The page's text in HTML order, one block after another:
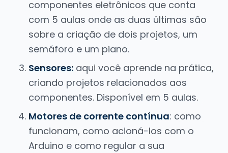
componentes eletrônicos que conta
com 5 aulas onde as duas últimas são
sobre a criação de dois projetos, um
semáforo e um piano.
Sensores: aqui você aprende na prática,
criando projetos relacionados aos
componentes. Disponível em 5 aulas.
Motores de corrente contínua: como
funcionam, como acioná-los com o
Arduino e como regular a sua